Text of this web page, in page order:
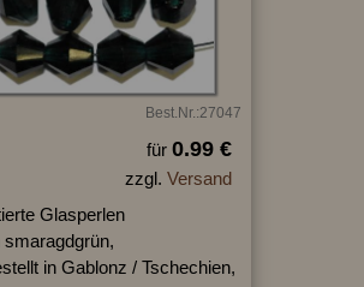
Best.Nr.:27047
für 0.99 €
zzgl. Versand
Glasperlen
smaragdgrün,
in Gablonz / Tschechien,